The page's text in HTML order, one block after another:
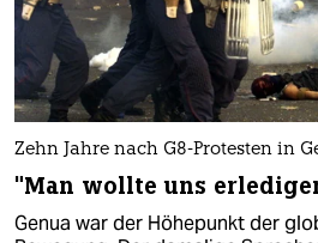
Zehn Jahre nach G8-Protesten in
"Man wollte uns
Genua war der Höhepunkt der